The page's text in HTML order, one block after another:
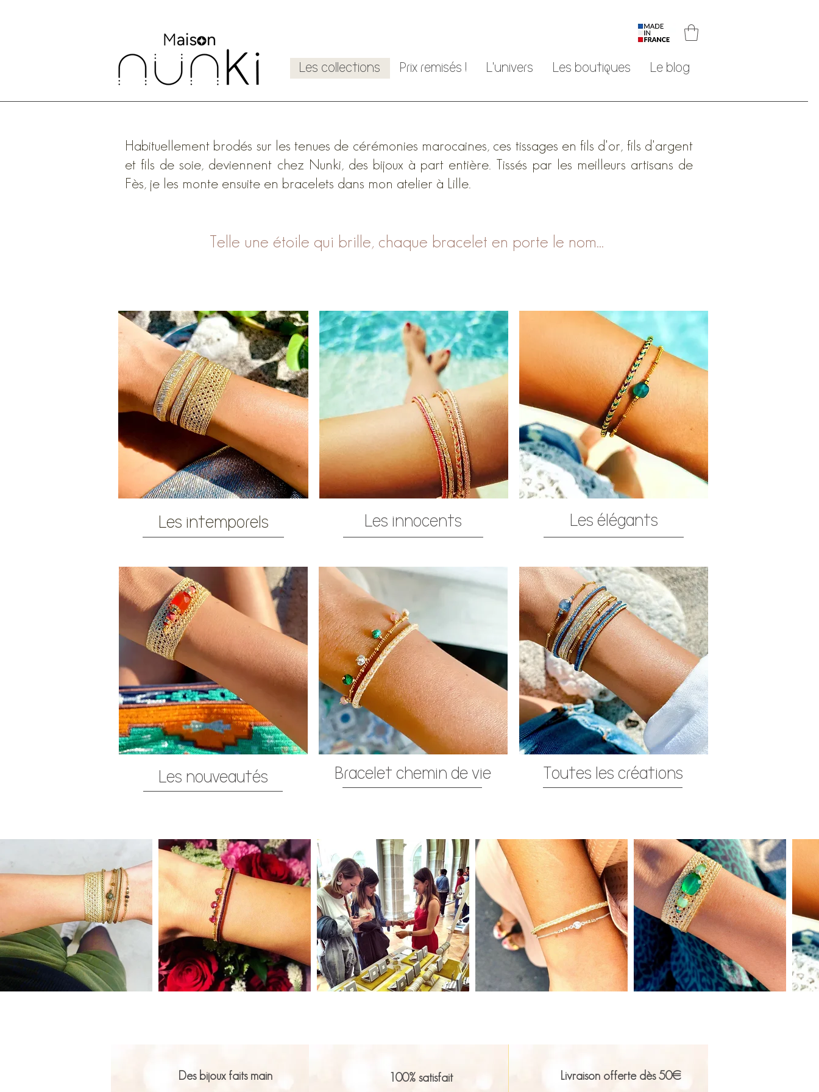
Les collections Prix remisés ! L'univers Les boutiques Le blog
Habituellement brodés sur les tenues de cérémonies marocaines, ces tissages en fils d'or, fils d'argent
et fils de soie, deviennent chez Nunki, des bijoux à part entière. Tissés par les meilleurs artisans de
Fès, je les monte ensuite en bracelets dans mon atelier à Lille.
Telle une étoile qui brille, chaque bracelet en porte le nom...
Les intemporels Les innocents Les élégants
Les nouveautés Bracelet chemin de vie Toutes les créations
Des bijouxfaits main 100% satisfait Livraison offerte dès 50€